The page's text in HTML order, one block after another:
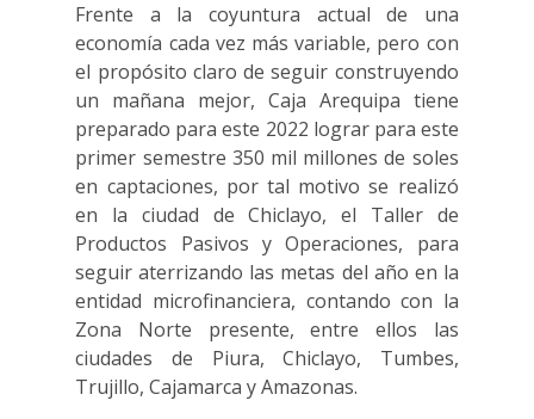
Frente a la coyuntura actual de una
economía cada vez más variable, pero con
el propósito claro de seguir construyendo
un mañana mejor, Caja Arequipa tiene
preparado para este 2022 lograr para este
primer semestre 350 mil millones de soles
en captaciones, por tal motivo se realizó
en la ciudad de Chiclayo, el Taller de
Productos Pasivos y Operaciones, para
seguir aterrizando las metas del año en la
entidad microfinanciera, contando con la
Zona Norte presente, entre ellos las
ciudades de Piura, Chiclayo, Tumbes,
Trujillo, Cajamarca y Amazonas.